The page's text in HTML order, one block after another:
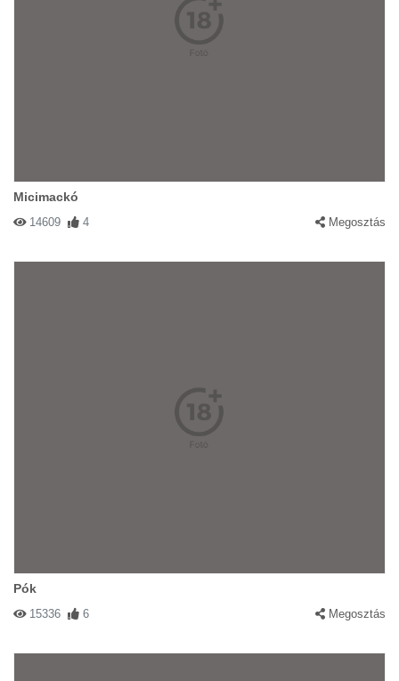
Micimackó
14609 4 Megosztás
Pók
15336 6 Megosztás